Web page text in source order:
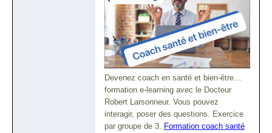
Devenez coach en santé et bien-être…
formation e-learning avec le Docteur
Robert Larsonneur. Vous pouvez
interagir, poser des questions. Exercice
par groupe de 3. Formation coach santé